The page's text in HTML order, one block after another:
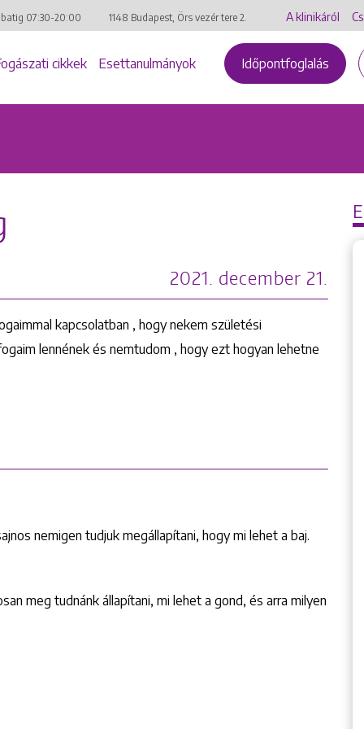
07:30-20:00 1148 Budapest, Örs vezér tere 2. A klinikáról
cikkek Esettanulmányok Időpontfoglalás
2021. december 21.
kapcsolatban , hogy nekem születési
lennének és nemtudom , hogy ezt hogyan lehetne
nemigen tudjuk megállapítani, hogy mi lehet a baj.
meg tudnánk állapítani, mi lehet a gond, és arra milyen